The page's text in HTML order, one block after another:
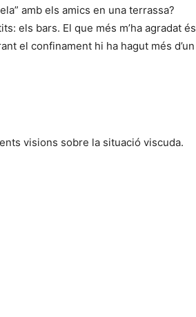
amb els amics en una terrassa?
els bars. El que més m’ha agradat és
el confinament hi ha hagut més d’un
visions sobre la situació viscuda.